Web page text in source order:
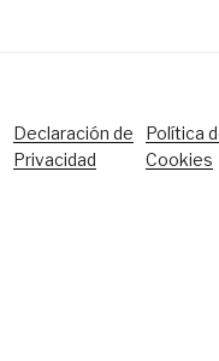
Declaración de
Privacidad
Política
Cookies